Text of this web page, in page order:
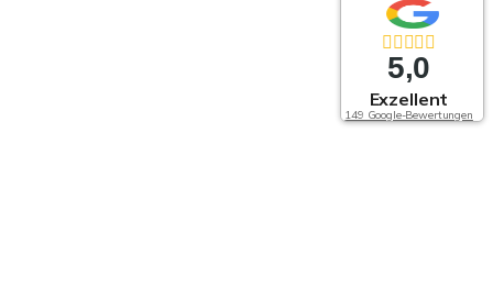
5,0
Exzellent
149 Google-Bewertungen